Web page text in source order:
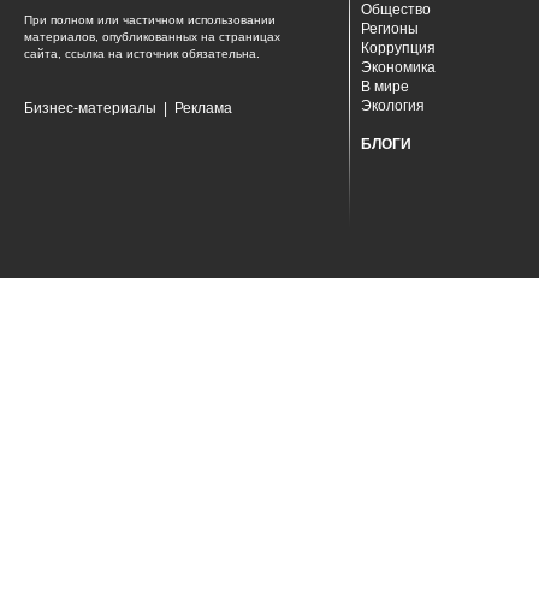
При полном или частичном использовании
материалов, опубликованных на страницах
сайта, ссылка на источник обязательна.
Бизнес-материалы Реклама
Общество
Регионы
Коррупция
Экономика
В мире
Экология
БЛОГИ